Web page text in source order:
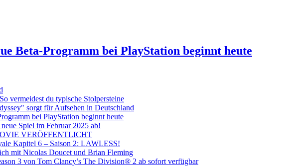
Beta-Programm bei PlayStation beginnt heute
vermeidest du typische Stolpersteine
sorgt für Aufsehen in Deutschland
bei PlayStation beginnt heute
Spiel im Februar 2025 ab!
VERÖFFENTLICHT
Kapitel 6 – Saison 2: LAWLESS!
mit Nicolas Doucet und Brian Fleming
3 von Tom Clancy’s The Division® 2 ab sofort verfügbar